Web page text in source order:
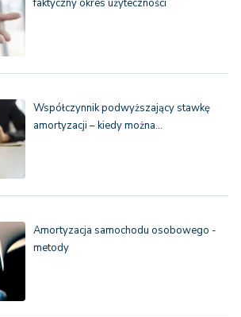
faktyczny okres użyteczności
Współczynnik podwyższający stawkę
amortyzacji – kiedy można…
Amortyzacja samochodu osobowego -
metody